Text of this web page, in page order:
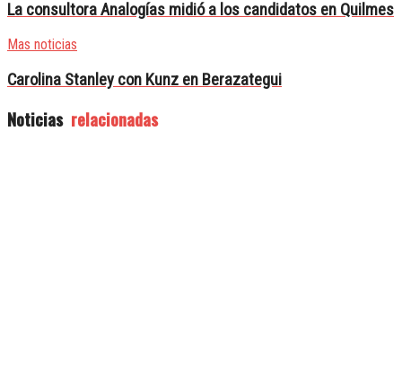
La consultora Analogías midió a los candidatos en Quilmes
Mas noticias
Carolina Stanley con Kunz en Berazategui
Noticias relacionadas